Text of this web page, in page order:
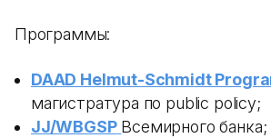
Программы:
DAAD Helmut-Schmidt
магистратура по public policy;
JJ/WBGSP Всемирного банка;